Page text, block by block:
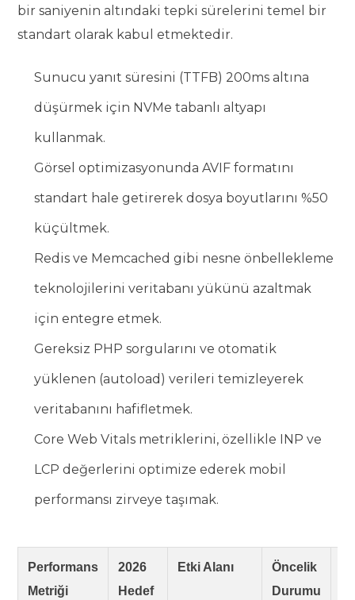
bir saniyenin altındaki tepki sürelerini temel bir
standart olarak kabul etmektedir.
Sunucu yanıt süresini (TTFB) 200ms altına
düşürmek için NVMe tabanlı altyapı
kullanmak.
Görsel optimizasyonunda AVIF formatını
standart hale getirerek dosya boyutlarını %50
küçültmek.
Redis ve Memcached gibi nesne önbellekleme
teknolojilerini veritabanı yükünü azaltmak
için entegre etmek.
Gereksiz PHP sorgularını ve otomatik
yüklenen (autoload) verileri temizleyerek
veritabanını hafifletmek.
Core Web Vitals metriklerini, özellikle INP ve
LCP değerlerini optimize ederek mobil
performansı zirveye taşımak.
Performans
Metriği
2026
Hedef
Etki Alanı
Öncelik
Durumu